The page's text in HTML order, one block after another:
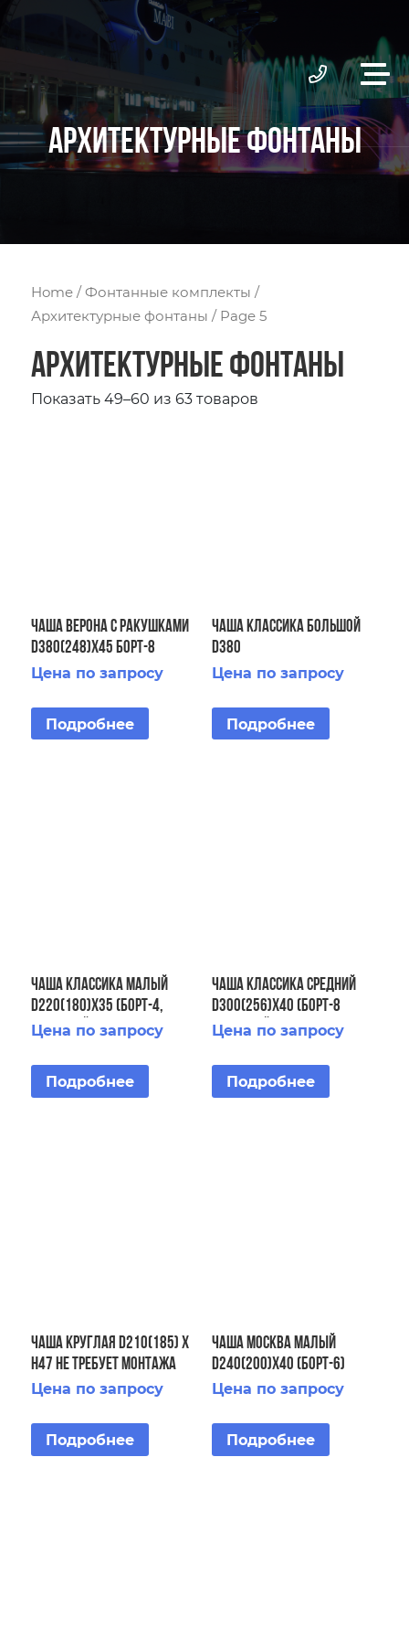
АРХИТЕКТУРНЫЕ ФОНТАНЫ
Home /Фонтанные комплекты /
Архитектурные фонтаны / Page 5
Архитектурные фонтаны
Показать 49–60 из 63 товаров
ЧАША Верона с ракушками
D380(248)x45 Борт-8
Ракушки-6/8
Цена по запросу
Подробнее
ЧАША Классика большой
D380
Цена по запросу
Подробнее
Чаша Классика малый
D220(180)x35 (Борт-4,
Кронштейн-4, основание
Цена по запросу
Подробнее
ЧАША Классика средний
D300(256)х40 (Борт-8
Кронштейн-8)
Цена по запросу
Подробнее
ЧАША круглая D210(185) х
H47 не требует монтажа
Цена по запросу
Подробнее
ЧАША Москва малый
D240(200)х40 (Борт-6)
Цена по запросу
Подробнее